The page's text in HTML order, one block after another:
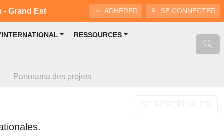
- Grand Est ADHÉRER SE CONNECTER
RESSOURCES
Panorama des projets